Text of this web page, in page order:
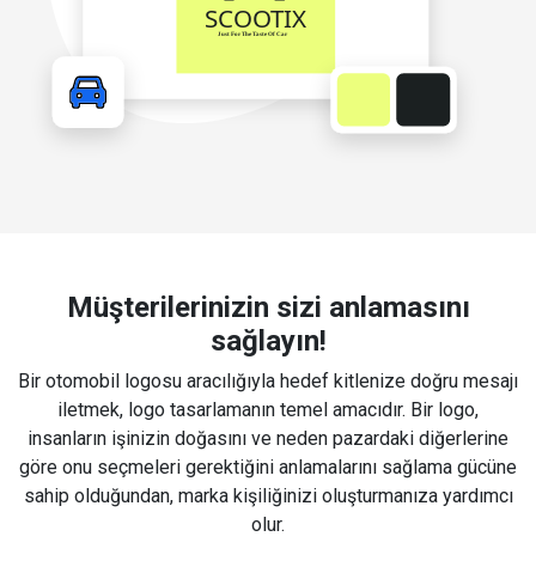
Müşterilerinizin sizi anlamasını
sağlayın!
Bir otomobil logosu aracılığıyla hedef kitlenize doğru mesajı
iletmek, logo tasarlamanın temel amacıdır. Bir logo,
insanların işinizin doğasını ve neden pazardaki diğerlerine
göre onu seçmeleri gerektiğini anlamalarını sağlama gücüne
sahip olduğundan, marka kişiliğinizi oluşturmanıza yardımcı
olur.